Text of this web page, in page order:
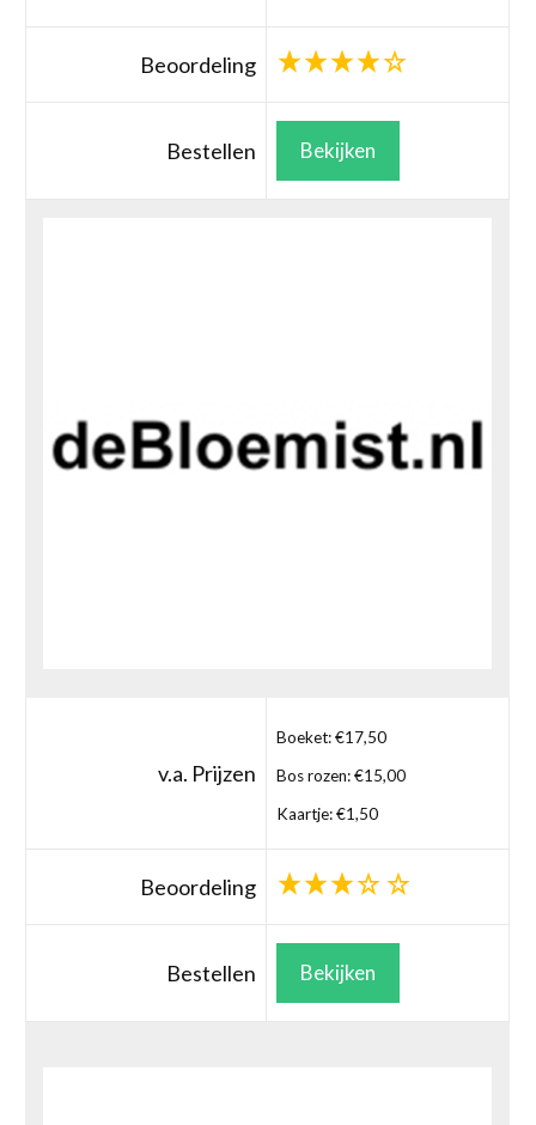
Beoordeling
Bestellen Bekijken
v.a. Prijzen
Boeket: €17,50
Bos rozen: €15,00
Kaartje: €1,50
Beoordeling
Bestellen Bekijken